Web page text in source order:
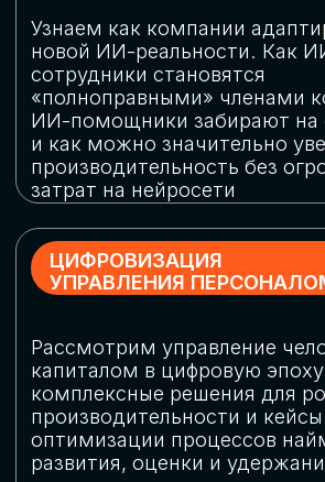
огромную статью затрат
ОБЛАЧНЫЕ ТЕХНОЛОГИИ
Подискутируем, какие облачные решения
существуют на рынке и почему
использование мультиоблачных моделей
не только снижает затраты, но и
«пересборки» бизнес-моделей
СКАЧАТЬ
ПРОГРАММУ
КОНФЕРЕНЦИИ